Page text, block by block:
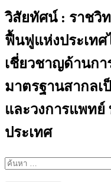
วิสัยทัศน์ : ราชวิ
ฟื้นฟูแห่งประเท
เชี่ยวชาญด้านก
มาตรฐานสากล
และวงการแพทย์
ประเทศ
ค้นหา